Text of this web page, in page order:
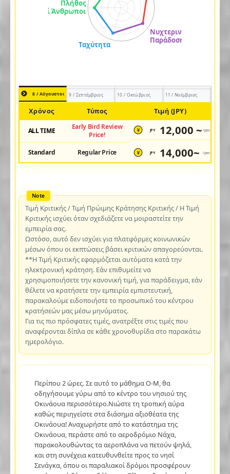
8 / Αύγουστος 9 / Σεπτέμβριος 10 / Οκτώβριος 11 / Νοέμβριος
Χρόνος Τύπος Τιμή (JPY)
ALL TIME
Early Bird Review
Price!
¥ JPY 12,000 ~ /pax
Standard Regular Price ¥ JPY 14,000~ /pax
Τιμή Κριτικής / Τιμή Πρώιμης Κράτησης Κριτικής / Η Τιμή
Κριτικής ισχύει όταν σχεδιάζετε να μοιραστείτε την
εμπειρία σας.
Ωστόσο, αυτό δεν ισχύει για πλατφόρμες κοινωνικών
μέσων όπου οι εκπτώσεις βάσει κριτικών απαγορεύονται.
**Η Τιμή Κριτικής εφαρμόζεται αυτόματα κατά την
ηλεκτρονική κράτηση. Εάν επιθυμείτε να
χρησιμοποιήσετε την κανονική τιμή, για παράδειγμα, εάν
θέλετε να κρατήσετε την εμπειρία εμπιστευτική,
παρακαλούμε ειδοποιήστε το προσωπικό του κέντρου
κρατήσεών μας μέσω μηνύματος.
Για τις πιο πρόσφατες τιμές, ανατρέξτε στις τιμές που
αναφέρονται δίπλα σε κάθε χρονοθυρίδα στο παρακάτω
ημερολόγιο.
Περίπου 2 ώρες. Σε αυτό το μάθημα O-M, θα
οδηγήσουμε γύρω από το κέντρο του νησιού της
Οκινάουα περισσότερο.Νιώστε τη τροπική αύρα
καθώς περιηγείστε στα διάσημα αξιοθέατα της
Οκινάουα! Αναχωρήστε από το κατάστημα της
Οκινάουα, περάστε από το αεροδρόμιο Νάχα,
παρακολουθώντας τα αεροπλάνα να πετούν ψηλά,
και στη συνέχεια κατευθυνθείτε προς το νησί
Σενάγκα, όπου οι παραλιακοί δρόμοι προσφέρουν